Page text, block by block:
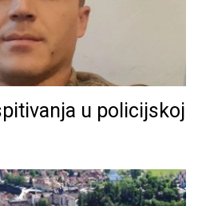
u policijskoj